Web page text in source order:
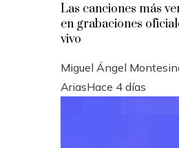
Las canciones más
en grabaciones
vivo
Miguel Ángel
AriasHace 4 días